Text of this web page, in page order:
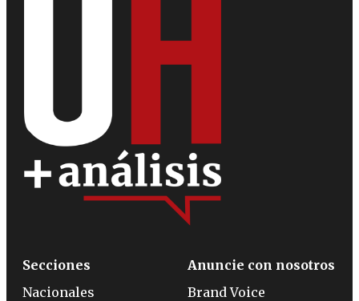
Secciones
Nacionales
Anuncie con nosotros
Brand Voice